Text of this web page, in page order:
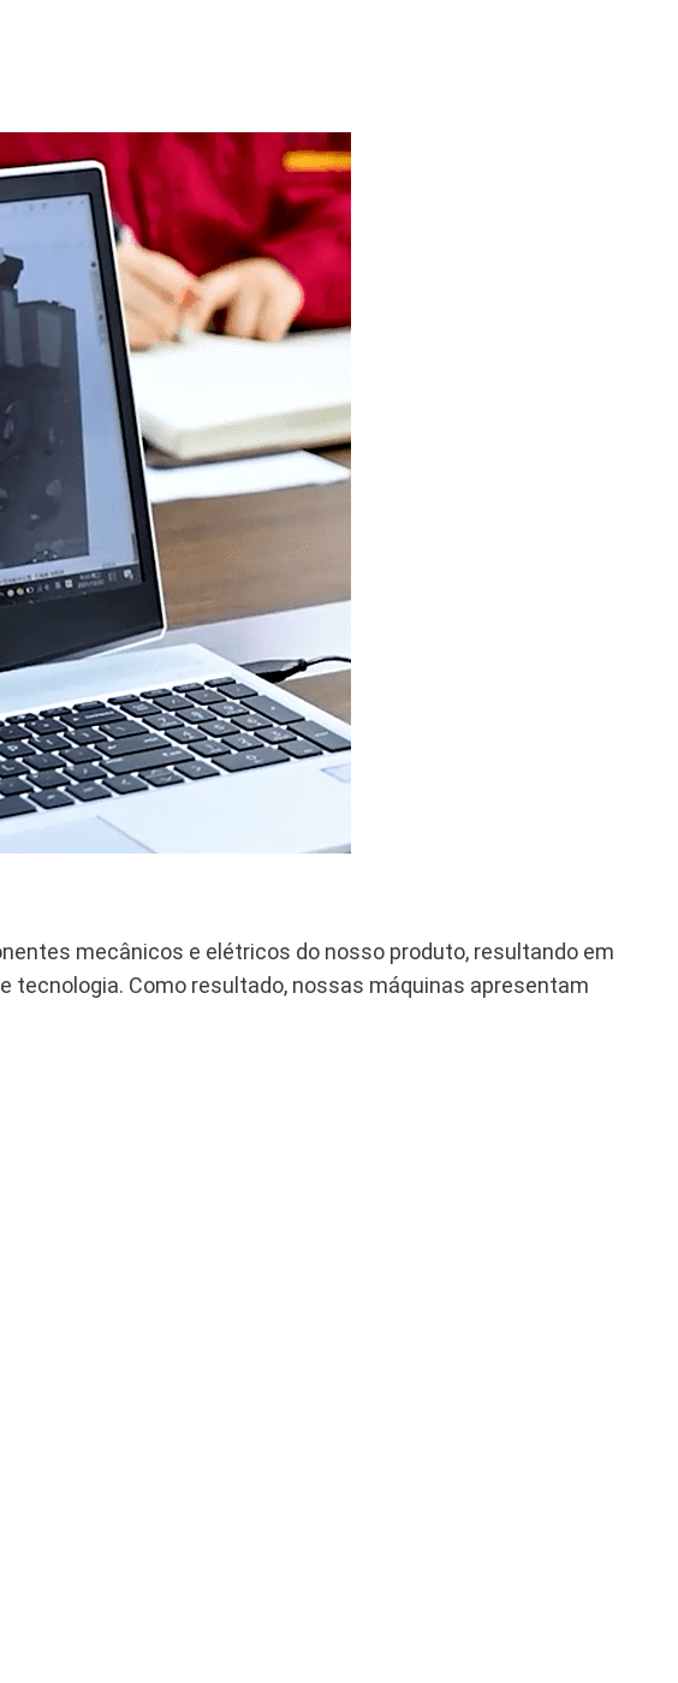
mecânicos e elétricos do nosso produto, resultando em
Como resultado, nossas máquinas apresentam